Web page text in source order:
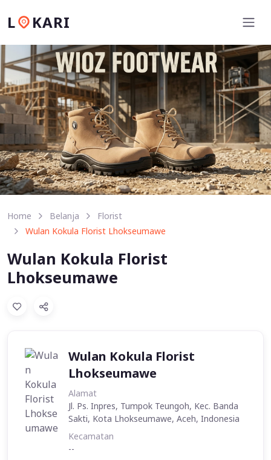
L KARI
Home Belanja
Florist
Wulan Kokula Florist Lhokseumawe
Wulan Kokula Florist
Lhokseumawe
Wulan Kokula Florist
Lhokseumawe
Alamat
Jl. Ps. Inpres, Tumpok Teungoh, Kec. Banda
Sakti, Kota Lhokseumawe, Aceh, Indonesia
Kecamatan
--